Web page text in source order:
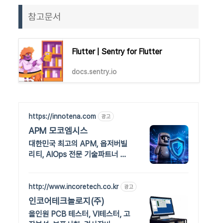
참고문서
Flutter | Sentry for Flutter
docs.sentry.io
https://innotena.com 광고
APM 모코엠시스
대한민국 최고의 APM, 옵저버빌
리티, AIOps 전문 기술파트너 모
http://www.incoretech.co.kr 광고
인코어테크놀로지(주)
올인원 PCB 테스터, VI테스터, 고